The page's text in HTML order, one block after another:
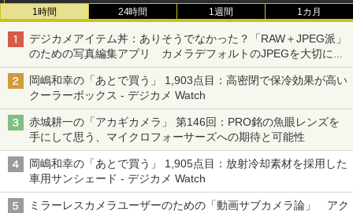
1時間 24時間 1週間 1カ月
デジカメアイテム丼：ありそうでなかった？「RAW＋JPEG派」
のための写真編集アプリ カメラデフォルトのJPEGを大切にす
る「Filmator」
岡嶋和幸の「あとで買う」 1,903点目：高密閉で保冷効果が高い
クーラーボックス - デジカメ Watch
赤城耕一の「アカギカメラ」 第146回：PRO銘の魚眼レンズを
手にして思う、マイクロフォーサーズへの期待と可能性
岡嶋和幸の「あとで買う」 1,905点目：放射冷却素材を採用した
車用サンシェード - デジカメ Watch
ミラーレスカメラユーザーのための「動画サブカメラ論」 アク